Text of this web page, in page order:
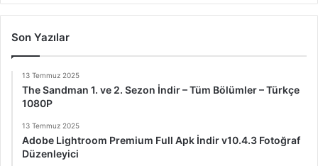
Son Yazılar
13 Temmuz 2025
The Sandman 1. ve 2. Sezon İndir – Tüm Bölümler – Türkçe
1080P
13 Temmuz 2025
Adobe Lightroom Premium Full Apk İndir v10.4.3 Fotoğraf
Düzenleyici